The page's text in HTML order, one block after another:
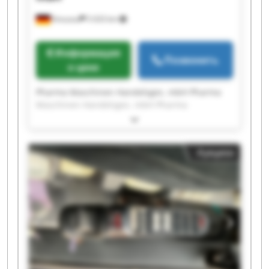
Kreuzau 5 633 km
Информация
о цене
Позвонить
Pharma Maschinen Handelsges. mbH Pharma
Maschinen Handelsges. mbH Pharma
Maschinen Handelsges. mbH Pharma
Maschinen Handelsges. mbH Pharma
Maschinen Handelsges. mbH Pharma
Maschinen Handelsges. mbH Pharma
Maschinen Handelsges. mbH Pharma
Maschinen Handelsges. mbH Pharma
Maschinen Handelsges. mbH Pharma
Maschinen Handelsges. mbH Pharma
Maschinen Handelsges. mbH Pharma
Maschinen Handelsges. mbH Pharma
Аукцион